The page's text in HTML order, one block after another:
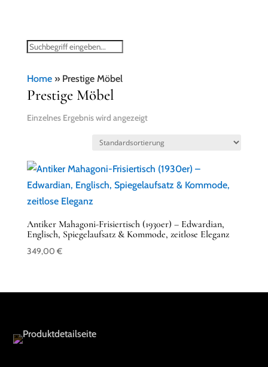
Home» Prestige Möbel
Prestige Möbel
Einzelnes Ergebnis wird angezeigt
Antiker Mahagoni-Frisiertisch (1930er) – Edwardian,
Englisch, Spiegelaufsatz & Kommode, zeitlose Eleganz
349,00 €